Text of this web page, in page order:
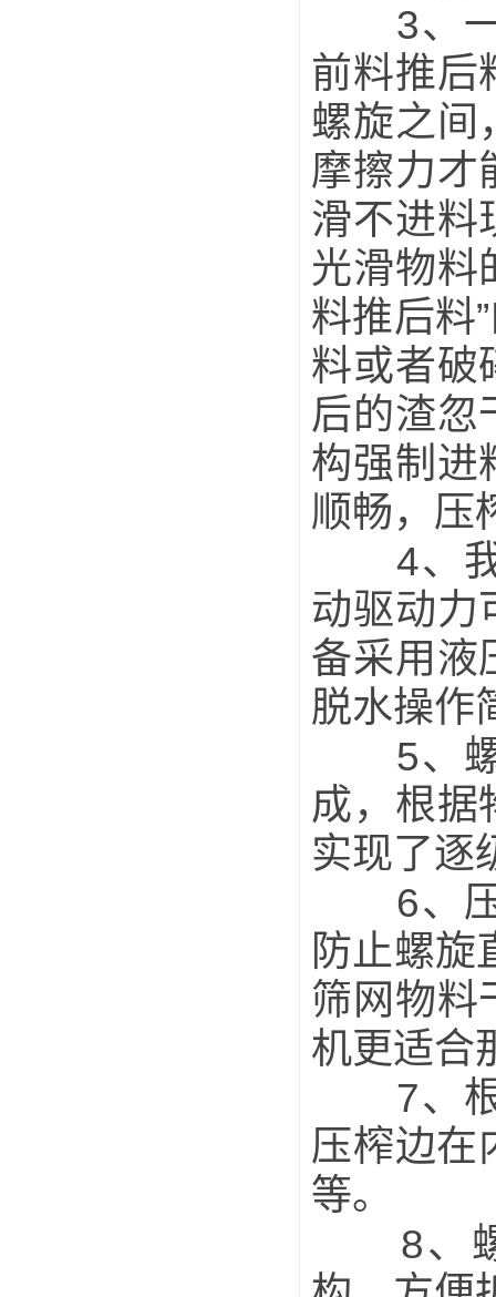
3、一
前料推后
螺旋之间
摩擦力才
滑不进料
光滑物料
料推后料
料或者破
后的渣忽
构强制进
顺畅，压
4、我
动驱动力
备采用液
脱水操作
5、螺
成，根据
实现了逐
6、压
防止螺旋
筛网物料
机更适合
7、根
压榨边在
等。
8、螺